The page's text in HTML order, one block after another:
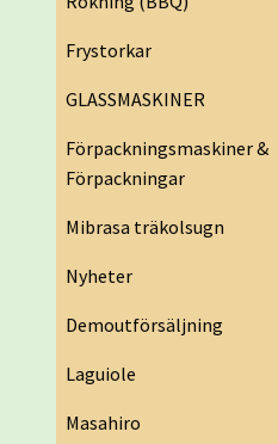
Frystorkar
GLASSMASKINER
Förpackningsmaskiner &
Förpackningar
Mibrasa träkolsugn
Nyheter
Demoutförsäljning
Laguiole
Masahiro